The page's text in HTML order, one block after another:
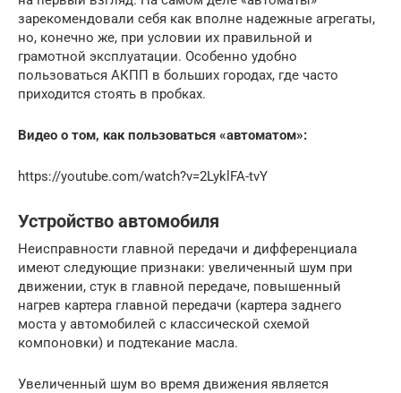
зарекомендовали себя как вполне надежные агрегаты,
но, конечно же, при условии их правильной и
грамотной эксплуатации. Особенно удобно
пользоваться АКПП в больших городах, где часто
приходится стоять в пробках.
Видео о том, как пользоваться «автоматом»:
https://youtube.com/watch?v=2LyklFA-tvY
Устройство автомобиля
Неисправности главной передачи и дифференциала
имеют следующие признаки: увеличенный шум при
движении, стук в главной передаче, повышенный
нагрев картера главной передачи (картера заднего
моста у автомобилей с классической схемой
компоновки) и подтекание масла.
Увеличенный шум во время движения является